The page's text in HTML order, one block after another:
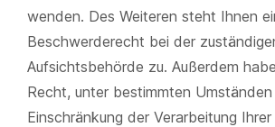
wenden. Des Weiteren steht Ihnen
Beschwerderecht bei der
Aufsichtsbehörde zu. Außerdem
Recht, unter bestimmten
Einschränkung der Verarbeitung Ihrer